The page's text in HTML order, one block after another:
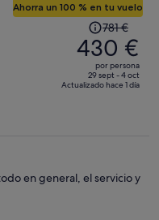
Ahorra un 100 % en tu vuelo
precio
era
de
781 €,
por
781 €
430 €
por persona
29 sept - 4 oct
Actualizado hace 1 día